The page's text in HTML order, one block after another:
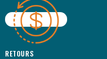
RETOURS